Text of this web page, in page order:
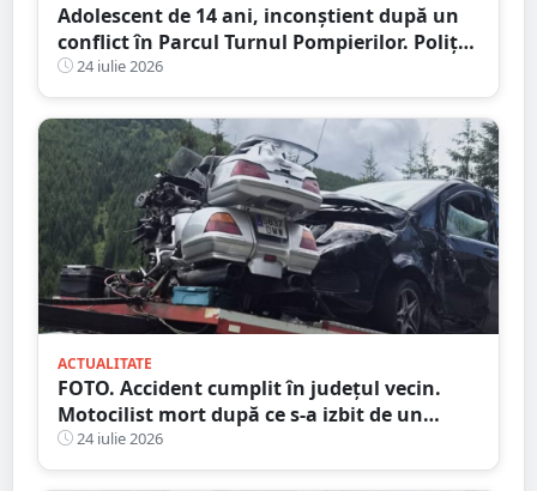
Adolescent de 14 ani, inconștient după un
conflict în Parcul Turnul Pompierilor. Poliția
a deschis dosar penal
24 iulie 2026
ACTUALITATE
FOTO. Accident cumplit în județul vecin.
Motocilist mort după ce s-a izbit de un
copac și un microbuz
24 iulie 2026